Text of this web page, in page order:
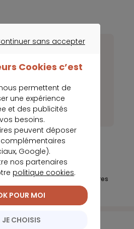
2019
2018
banque
Banque
Mai 2019
des transactions monétaires
sans accepter
Cookies c’est
permettent de
une expérience
et des publicités
besoins.
peuvent déposer
Google).
nos partenaires
politique cookies.
JE CHOISIS
POUR MOI